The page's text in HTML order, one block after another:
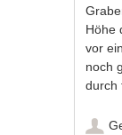
Höhe
vor
noch
durch